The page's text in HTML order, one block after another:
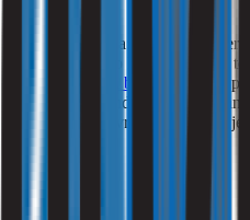
Legionella: De
risico’s op legionellagroei
legionella beheersplan
en
dit niet onder het PvE
dezelfde vraag: hoe houd